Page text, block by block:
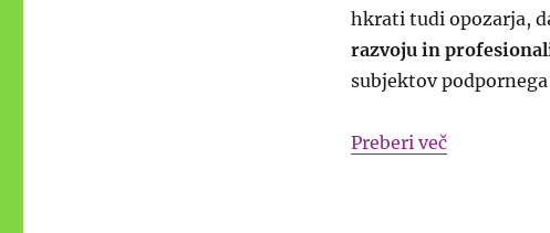
hkrati tudi opozarja,
razvoju in
subjektov
Preberi več“Sprejeta